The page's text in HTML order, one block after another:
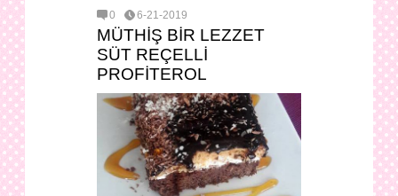
0 6-21-2019
MÜTHİŞ BİR LEZZET
SÜT REÇELLİ
PROFİTEROL